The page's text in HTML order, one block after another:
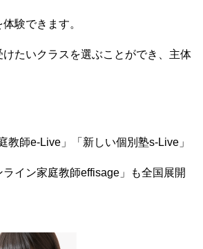
験できます。
たいクラスを選ぶことができ、主体
教師e-Live」「新しい個別塾s-Live」
ライン家庭教師effisage」も全国展開